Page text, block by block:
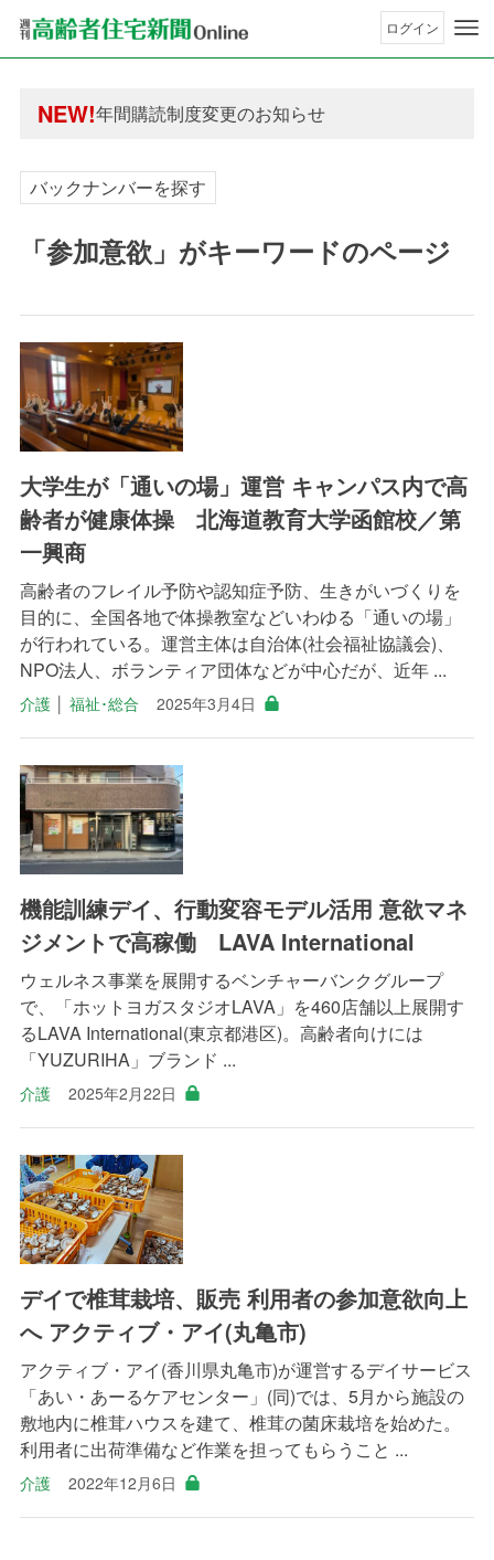
ログイン
NEW!
年間購読制度変更のお知らせ
年間購読制度変更のお知らせ
高齢者住宅新聞 無料会員の皆様へ閲覧本数変更
バックナンバーを探す
「参加意欲」がキーワードのページ
大学生が「通いの場」運営 キャンパス内で高
齢者が健康体操 北海道教育大学函館校／第
一興商
高齢者のフレイル予防や認知症予防、生きがいづくりを
目的に、全国各地で体操教室などいわゆる「通いの場」
が行われている。運営主体は自治体(社会福祉協議会)、
NPO法人、ボランティア団体などが中心だが、近年 ...
介護│ 福祉･総合 2025年3月4日
機能訓練デイ、行動変容モデル活用 意欲マネ
ジメントで高稼働 LAVA International
ウェルネス事業を展開するベンチャーバンクグループ
で、「ホットヨガスタジオLAVA」を460店舗以上展開す
るLAVA International(東京都港区)。高齢者向けには
「YUZURIHA」ブランド ...
介護 2025年2月22日
デイで椎茸栽培、販売 利用者の参加意欲向上
へ アクティブ・アイ(丸亀市)
アクティブ・アイ(香川県丸亀市)が運営するデイサービス
「あい・あーるケアセンター」(同)では、5月から施設の
敷地内に椎茸ハウスを建て、椎茸の菌床栽培を始めた。
利用者に出荷準備など作業を担ってもらうこと ...
介護 2022年12月6日